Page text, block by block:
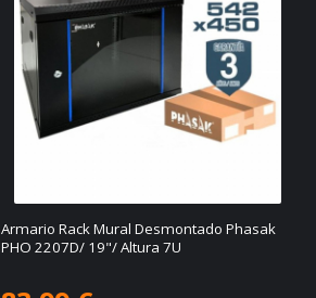
Armario Rack Mural Desmontado Phasak
PHO 2207D/ 19"/ Altura 7U